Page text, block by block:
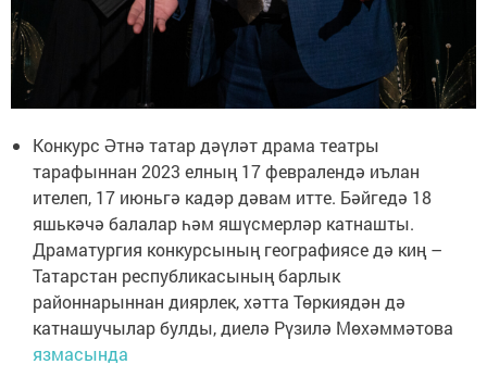
Конкурс Әтнә татар дәүләт драма театры
тарафыннан 2023 елның 17 февралендә иълан
ителеп, 17 июньгә кадәр дәвам итте. Бәйгедә 18
яшькәчә балалар һәм яшүсмерләр катнашты.
Драматургия конкурсының географиясе дә киң –
Татарстан республикасының барлык
районнарыннан диярлек, хәтта Төркиядән дә
катнашучылар булды, диелә Рүзилә Мөхәммәтова
язмасында